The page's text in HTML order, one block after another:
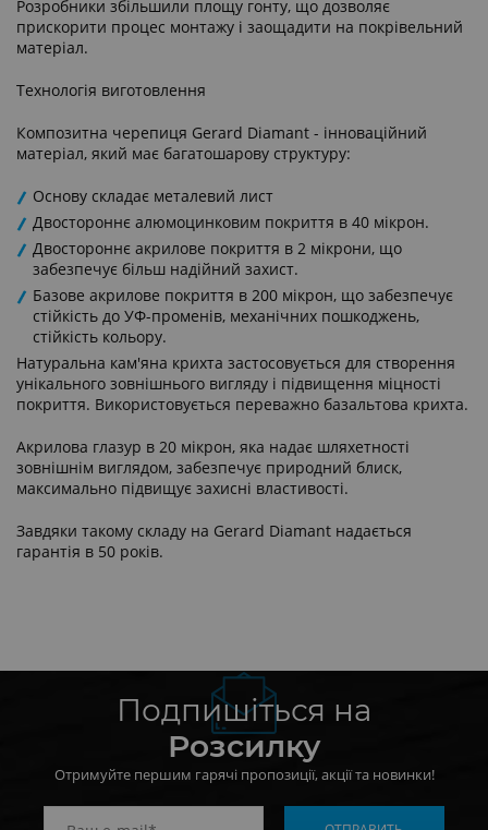
Розробники збільшили площу гонту, що дозволяє
прискорити процес монтажу і заощадити на покрівельний
матеріал.
Технологія виготовлення
Композитна черепиця Gerard Diamant - інноваційний
матеріал, який має багатошарову структуру:
Основу складає металевий лист
Двостороннє алюмоцинковим покриття в 40 мікрон.
Двостороннє акрилове покриття в 2 мікрони, що
забезпечує більш надійний захист.
Базове акрилове покриття в 200 мікрон, що забезпечує
стійкість до УФ-променів, механічних пошкоджень,
стійкість кольору.
Натуральна кам'яна крихта застосовується для створення
унікального зовнішнього вигляду і підвищення міцності
покриття. Використовується переважно базальтова крихта.
Акрилова глазур в 20 мікрон, яка надає шляхетності
зовнішнім виглядом, забезпечує природний блиск,
максимально підвищує захисні властивості.
Завдяки такому складу на Gerard Diamant надається
гарантія в 50 років.
Подпишіться на
Розсилку
Отримуйте першим гарячі пропозиції, акції та новинки!